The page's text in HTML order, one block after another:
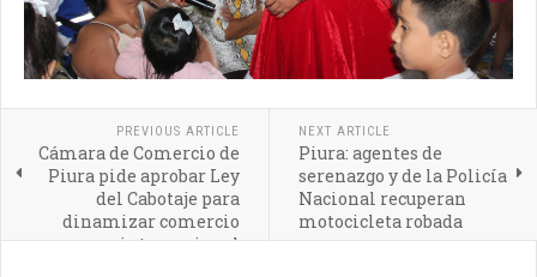
PREVIOUS ARTICLE
Cámara de Comercio de
Piura pide aprobar Ley
del Cabotaje para
dinamizar comercio
internacional
NEXT ARTICLE
Piura: agentes de
serenazgo y de la Policía
Nacional recuperan
motocicleta robada